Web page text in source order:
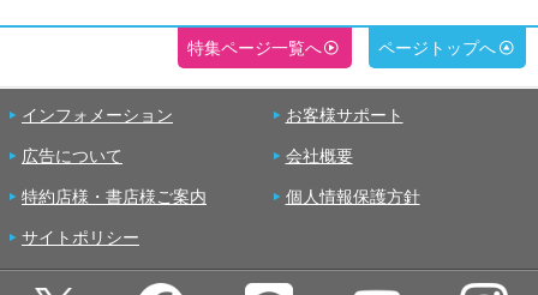
特集ページ一覧へ ページトップへ
インフォメーション お客様サポート
広告について 会社概要
特約店様・書店様ご案内 個人情報保護方針
サイトポリシー